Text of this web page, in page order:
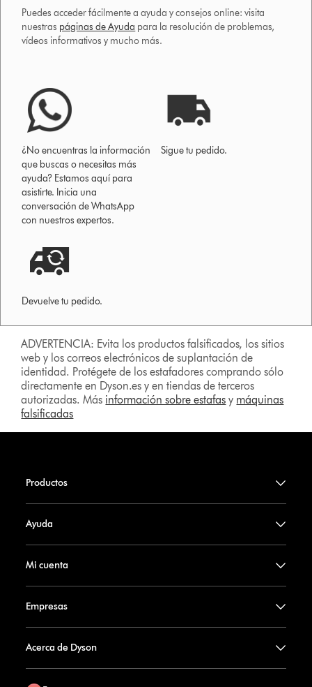
Puedes acceder fácilmente a ayuda y consejos online: visita
nuestras páginas de Ayuda para la resolución de problemas,
vídeos informativos y mucho más.
¿No encuentras la información
que buscas o necesitas más
ayuda? Estamos aquí para
asistirte. Inicia una
conversación de WhatsApp
con nuestros expertos.
Sigue tu pedido.
Devuelve tu pedido.
ADVERTENCIA: Evita los productos falsificados, los sitios
web y los correos electrónicos de suplantación de
identidad. Protégete de los estafadores comprando sólo
directamente en Dyson.es y en tiendas de terceros
autorizadas. Más información sobre estafas y máquinas
falsificadas
Productos
Ayuda
Mi cuenta
Empresas
Acerca de Dyson